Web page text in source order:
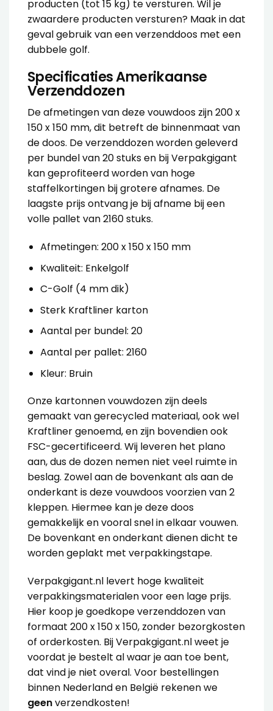
producten (tot 15 kg) te versturen. Wil je
zwaardere producten versturen? Maak in dat
geval gebruik van eenverzenddoos met een
dubbele golf.
Specificaties Amerikaanse
Verzenddozen
De afmetingen van dezevouwdoos zijn 200 x
150 x 150 mm, dit betreft de binnenmaat van
de doos. Deverzenddozenworden geleverd
per bundel van 20 stuks en bij Verpakgigant
kan geprofiteerd worden van hoge
staffelkortingen bij grotere afnames. De
laagste prijs ontvang je bij afname bij een
volle pallet van 2160 stuks.
Afmetingen: 200 x 150 x 150 mm
Kwaliteit: Enkelgolf
C-Golf (4 mm dik)
Sterk Kraftliner karton
Aantal per bundel: 20
Aantal per pallet: 2160
Kleur: Bruin
Onze kartonnen vouwdozen zijn deels
gemaakt van gerecycled materiaal, ook wel
Kraftliner genoemd, en zijn bovendien ook
FSC-gecertificeerd. Wij leveren het plano
aan, dus de dozen nemen niet veel ruimte in
beslag. Zowel aan de bovenkant als aan de
onderkant is deze vouwdoos voorzien van 2
kleppen. Hiermee kan je deze doos
gemakkelijk en vooral snel in elkaar vouwen.
De bovenkant en onderkant dienen dicht te
worden geplakt met verpakkingstape.
Verpakgigant.nl levert hoge kwaliteit
verpakkingsmaterialen voor een lage prijs.
Hier koop je goedkope verzenddozen van
formaat 200 x 150 x 150, zonder bezorgkosten
of orderkosten. Bij Verpakgigant.nl weet je
voordat je bestelt al waar je aan toe bent,
dat vind je niet overal. Voor bestellingen
binnen Nederland en België rekenen we
geenverzendkosten!